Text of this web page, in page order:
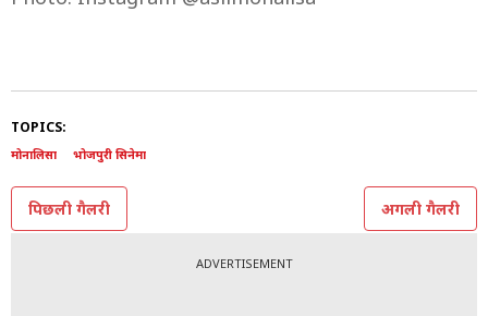
बिग बॉस के बाद मोनालिसा को टीवी पर ;नजर', 'बेकाबू', 'फव्वारा
चक्र' और 'द 50' जैसे शोज में काम मिला. वो टीवी की लोकप्रिय
एक्ट्रेसेस में से एक हैं.
Photo: Instagram @aslimonalisa